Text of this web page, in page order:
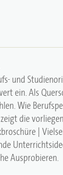
und
ein. Als
Wie
die
|
Ausprobieren.